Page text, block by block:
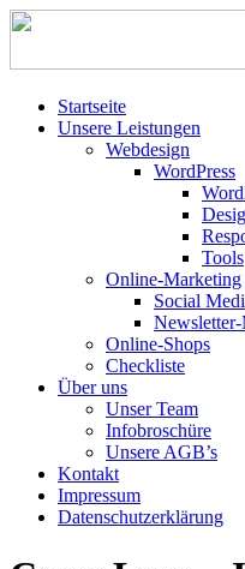
Startseite
Unsere Leistungen
Webdesign
WordPress
Tools
Online-Marketing
Social
Online-Shops
Checkliste
Über uns
Unser Team
Infobroschüre
Unsere AGB’s
Kontakt
Impressum
Datenschutzerklärung